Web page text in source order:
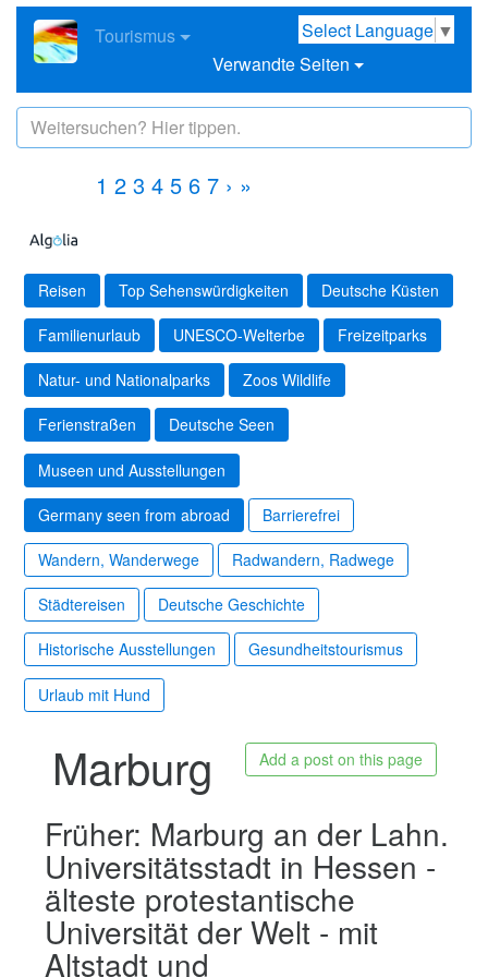
Select Language ▼
Tourismus
Verwandte Seiten
1 2 3 4 5 6 7 › »
Reisen Top Sehenswürdigkeiten Deutsche Küsten
Familienurlaub UNESCO-Welterbe Freizeitparks
Natur- und Nationalparks Zoos Wildlife
Ferienstraßen Deutsche Seen
Museen und Ausstellungen
Germany seen from abroad Barrierefrei
Wandern, Wanderwege Radwandern, Radwege
Städtereisen Deutsche Geschichte
Historische Ausstellungen Gesundheitstourismus
Urlaub mit Hund
Marburg Add a post on this page
Früher: Marburg an der Lahn.
Universitätsstadt in Hessen -
älteste protestantische
Universität der Welt - mit
Altstadt und